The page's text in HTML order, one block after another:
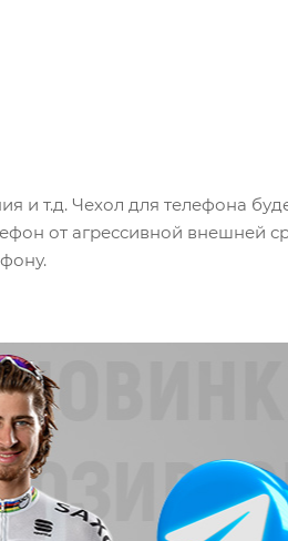
и т.д. Чехол для телефона
от агрессивной